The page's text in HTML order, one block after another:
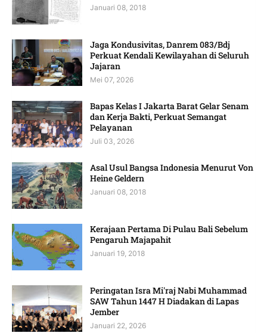
Januari 08, 2018
Jaga Kondusivitas, Danrem 083/Bdj
Perkuat Kendali Kewilayahan di Seluruh
Jajaran
Mei 07, 2026
Bapas Kelas I Jakarta Barat Gelar Senam
dan Kerja Bakti, Perkuat Semangat
Pelayanan
Juli 03, 2026
Asal Usul Bangsa Indonesia Menurut Von
Heine Geldern
Januari 08, 2018
Kerajaan Pertama Di Pulau Bali Sebelum
Pengaruh Majapahit
Januari 19, 2018
Peringatan Isra Mi'raj Nabi Muhammad
SAW Tahun 1447 H Diadakan di Lapas
Jember
Januari 22, 2026